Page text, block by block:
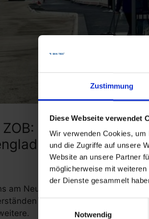
Zustimmung
Diese Webseite verwendet
Wir verwenden Cookies,
und die Zugriffe auf unsere
Website an unsere Partner
möglicherweise mit
der Dienste gesammelt
Notwendig
BIK TEC
mit
am Neubau des Zentralen
beteiligt zu sein. Die